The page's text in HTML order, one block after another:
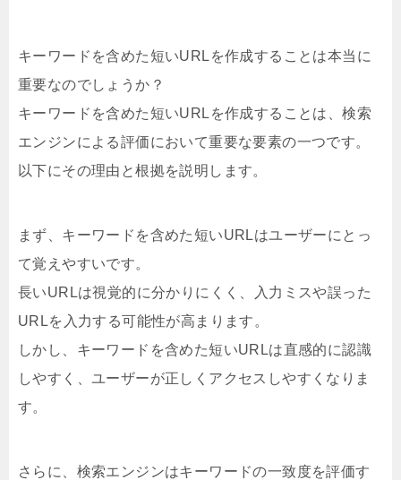
キーワードを含めた短いURLを作成することは本当に
重要なのでしょうか？
キーワードを含めた短いURLを作成することは、検索
エンジンによる評価において重要な要素の一つです。
以下にその理由と根拠を説明します。
まず、キーワードを含めた短いURLはユーザーにとっ
て覚えやすいです。
長いURLは視覚的に分かりにくく、入力ミスや誤った
URLを入力する可能性が高まります。
しかし、キーワードを含めた短いURLは直感的に認識
しやすく、ユーザーが正しくアクセスしやすくなりま
す。
さらに、検索エンジンはキーワードの一致度を評価す